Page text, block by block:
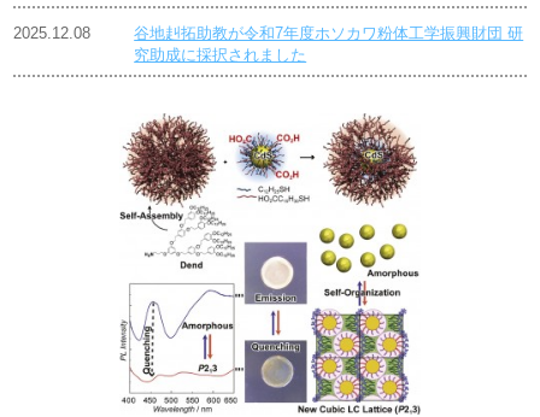
2025.12.08
谷地赳拓助教が令和7年度ホソカワ粉体工学振興財団 研
究助成に採択されました